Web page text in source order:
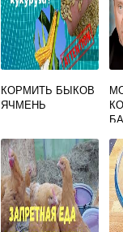
КОРМИТЬ БЫКОВ
ЯЧМЕНЬ